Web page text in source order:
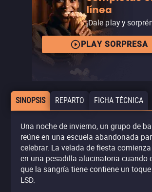
línea
¡Dale play y
PLAY SORPRESA
SINOPSIS REPARTO FICHA TÉCNICA
Una noche de invierno, un grupo de
reúne en una escuela abandonada
celebrar. La velada de fiesta
en una pesadilla alucinatoria cuando
que la sangría tiene contiene un
LSD.